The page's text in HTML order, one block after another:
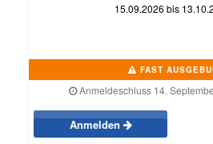
15.09.2026 bis
FAST
Anmeldeschluss 14.
Anmelden